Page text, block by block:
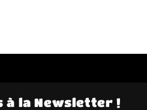
à la Newsletter !